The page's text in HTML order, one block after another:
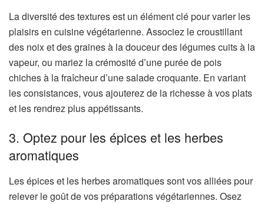
La diversité des textures est un élément clé pour varier les
plaisirs en cuisine végétarienne. Associez le croustillant
des noix et des graines à la douceur des légumes cuits à la
vapeur, ou mariez la crémosité d’une purée de pois
chiches à la fraîcheur d’une salade croquante. En variant
les consistances, vous ajouterez de la richesse à vos plats
et les rendrez plus appétissants.
3. Optez pour les épices et les herbes
aromatiques
Les épices et les herbes aromatiques sont vos alliées pour
relever le goût de vos préparations végétariennes. Osez